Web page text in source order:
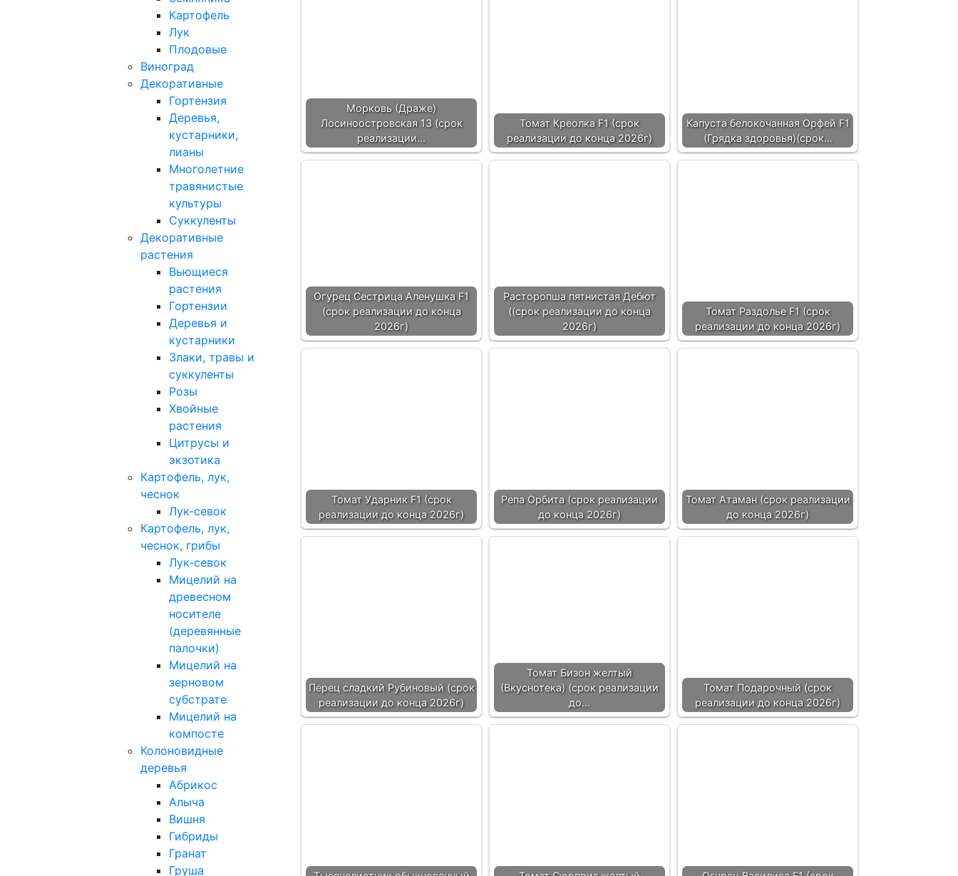
Картофель
Лук
Плодовые
Виноград
Декоративные
Гортензия
Деревья,
кустарники,
лианы
Многолетние
травянистые
культуры
Суккуленты
Декоративные
растения
Вьющиеся
растения
Гортензии
Деревья и
кустарники
Злаки, травы и
суккуленты
Розы
Хвойные
растения
Цитрусы и
экзотика
Картофель, лук,
чеснок
Лук-севок
Картофель, лук,
чеснок, грибы
Лук-севок
Мицелий на
древесном
носителе
(деревянные
палочки)
Мицелий на
зерновом
субстрате
Мицелий на
компосте
Колоновидные
деревья
Абрикос
Алыча
Вишня
Гибриды
Гранат
Груша
Морковь (Драже)
Лосиноостровская 13 (срок
реализации…
Томат Креолка F1 (срок
реализации до конца 2026г)
Капуста белокочанная Орфей F1
(Грядка здоровья)(срок…
Огурец Сестрица Аленушка F1
(срок реализации до конца
2026г)
Расторопша пятнистая Дебют
((срок реализации до конца
2026г)
Томат Раздолье F1 (срок
реализации до конца 2026г)
Томат Ударник F1 (срок
реализации до конца 2026г)
Репа Орбита (срок реализации
до конца 2026г)
Томат Атаман (срок реализации
до конца 2026г)
Перец сладкий Рубиновый (срок
реализации до конца 2026г)
Томат Бизон желтый
(Вкуснотека) (срок реализации
до…
Томат Подарочный (срок
реализации до конца 2026г)